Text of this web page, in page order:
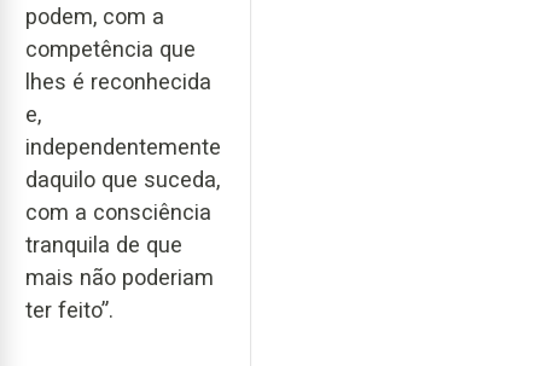
podem, com a
competência que
lhes é reconhecida
e,
independentemente
daquilo que suceda,
com a consciência
tranquila de que
mais não poderiam
ter feito”.